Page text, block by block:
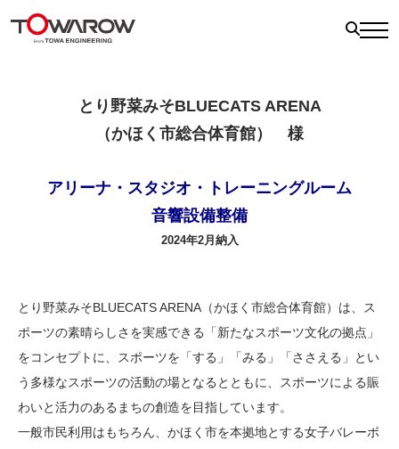
とり野菜みそBLUECATS ARENA
（かほく市総合体育館） 様
アリーナ・スタジオ・トレーニングルーム
音響設備整備
2024年2月納入
とり野菜みそBLUECATS ARENA（かほく市総合体育館）は、ス
ポーツの素晴らしさを実感できる「新たなスポーツ文化の拠点」
をコンセプトに、スポーツを「する」「みる」「ささえる」とい
う多様なスポーツの活動の場となるとともに、スポーツによる賑
わいと活力のあるまちの創造を目指しています。
一般市民利用はもちろん、かほく市を本拠地とする女子バレーボ